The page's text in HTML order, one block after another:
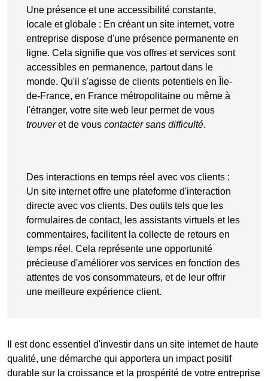
Une présence et une accessibilité constante,
locale et globale : En créant un site internet, votre
entreprise dispose d'une présence permanente en
ligne. Cela signifie que vos offres et services sont
accessibles en permanence, partout dans le
monde. Qu'il s'agisse de clients potentiels en Île-
de-France, en France métropolitaine ou même à
l'étranger, votre site web leur permet de vous
trouveret de vous contacter sans difficulté.
Des interactions en temps réel avec vos clients :
Un site internet offre une plateforme d'interaction
directe avec vos clients. Des outils tels que les
formulaires de contact, les assistants virtuels et les
commentaires, facilitent la collecte de retours en
temps réel. Cela représente une opportunité
précieuse d'améliorer vos services en fonction des
attentes de vos consommateurs, et de leur offrir
une meilleure expérience client.
Il est donc essentiel d'investir dans un site internet de haute
qualité, une démarche qui apportera un impact positif
durable sur la croissance et la prospérité de votre entreprise